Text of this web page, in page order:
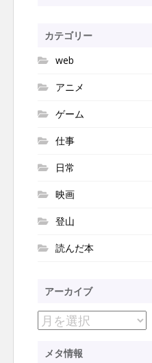
カテゴリー
web
アニメ
ゲーム
仕事
日常
映画
登山
読んだ本
アーカイブ
ア
メタ情報